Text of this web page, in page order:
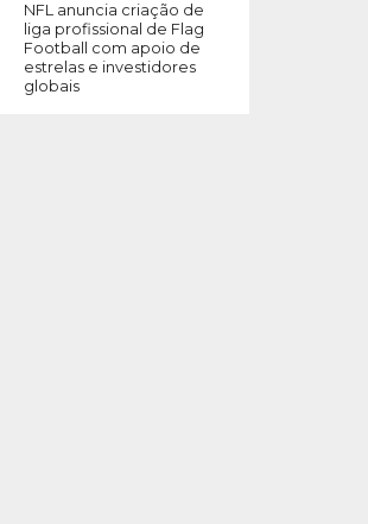
NFL anuncia criação de
liga profissional de Flag
Football com apoio de
estrelas e investidores
globais